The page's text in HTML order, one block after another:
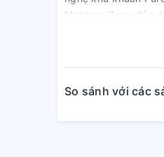
Moisture Zone đảm
CÔNG
Bộ lọc bằng
Giúpkhử mùi mạnh
So sánh với các